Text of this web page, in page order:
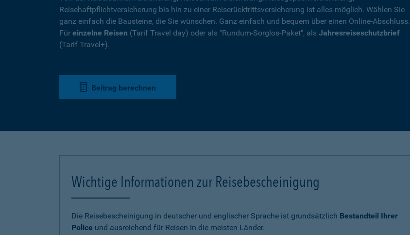
Reisehaftpflichtversicherung bis hin zu einer Reiserücktrittsversicherung ist alles möglich. Wählen Sie
ganz einfach die Bausteine, die Sie wünschen. Ganz einfach und bequem über einen Online-Abschluss.
Für einzelne Reisen (Tarif Travel day) oder als "Rundum-Sorglos-Paket", als Jahresreiseschutzbrief
(Tarif Travel+).
Beitrag berechnen
Wichtige Informationen zur Reisebescheinigung
Die Reisebescheinigung in deutscher und englischer Sprache ist grundsätzlich Bestandteil Ihrer
Police und ausreichend für Reisen in die meisten Länder.